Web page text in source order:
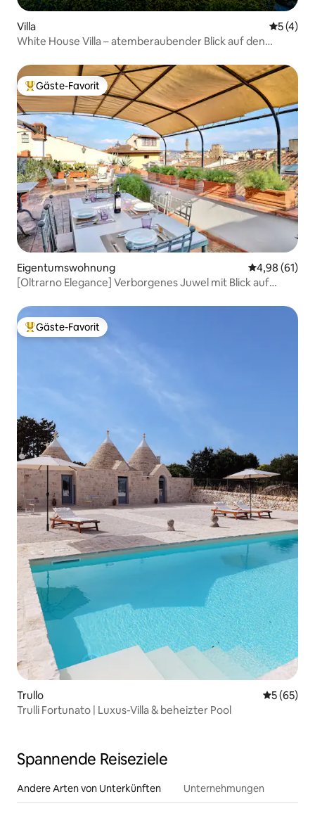
Villa
5 (4)
White House Villa – atemberaubender Blick auf den
Beliebter Gäste-Favorit.
Gäste-Favorit
Eigentumswohnung
4,98 (61)
[Oltrarno Elegance] Verborgenes Juwel mit Blick auf
Beliebter Gäste-Favorit.
Gäste-Favorit
Trullo
5 (65)
Trulli Fortunato | Luxus-Villa & beheizter Pool
Spannende Reiseziele
Andere Arten von Unterkünften Unternehmungen